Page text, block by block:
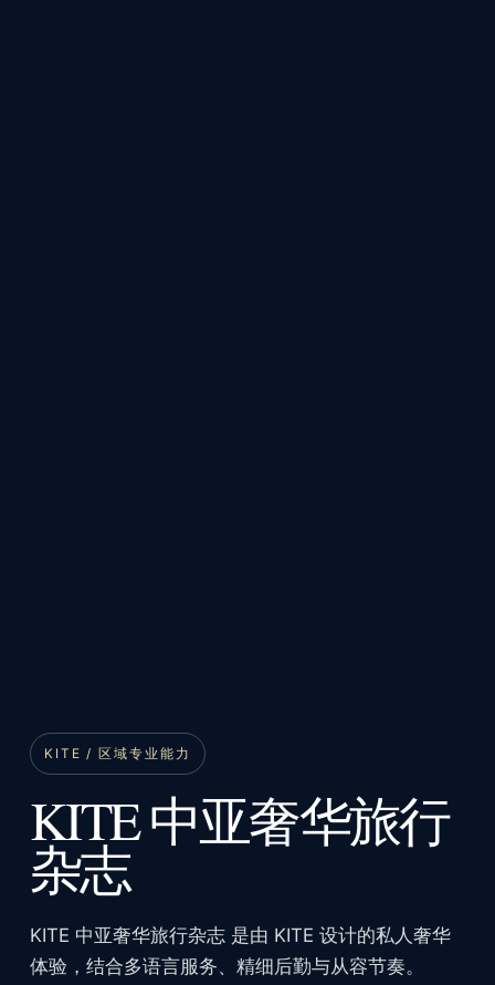
KITE / 区域专业能力
KITE 中亚奢华旅行
杂志
KITE 中亚奢华旅行杂志 是由 KITE 设计的私人奢华
体验，结合多语言服务、精细后勤与从容节奏。